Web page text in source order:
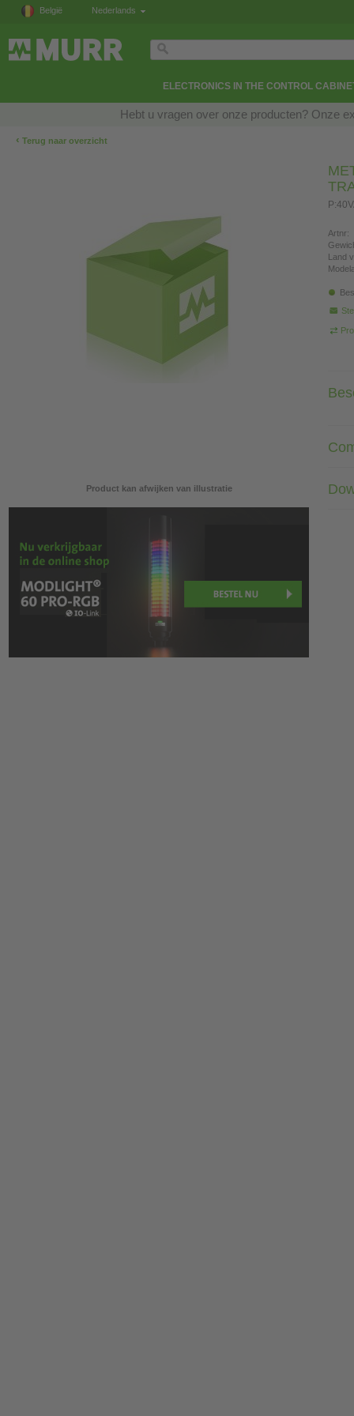
België Nederlands
ELECTRONICS IN THE CONTROL
Hebt u vragen over onze producten? Onze
‹ Terug naar overzicht
Product kan afwijken van illustratie
Artnr:
Land